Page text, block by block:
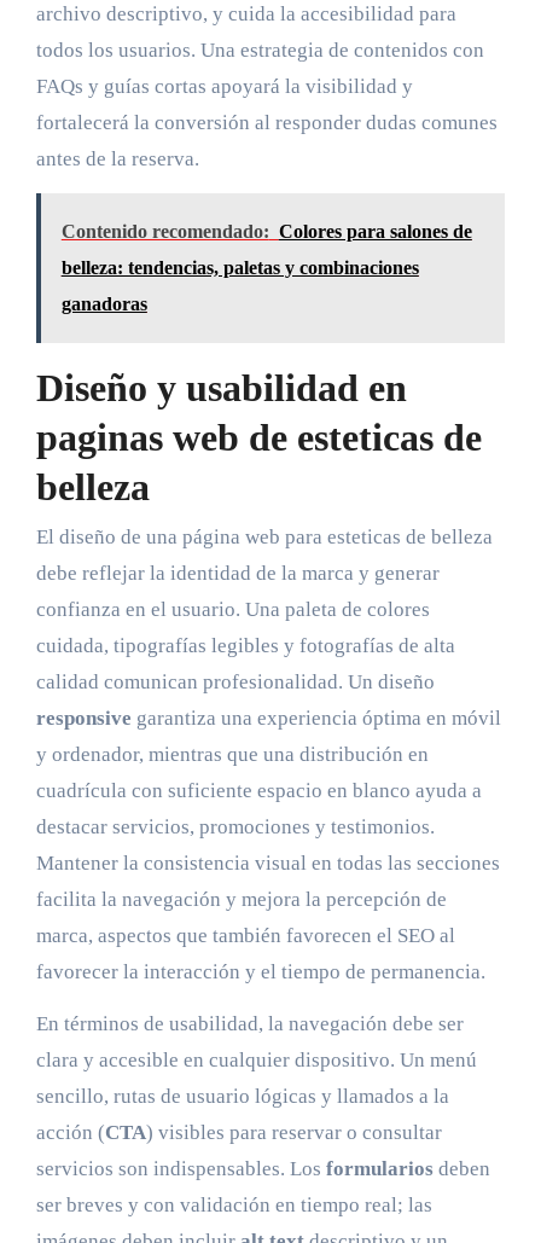
archivo descriptivo, y cuida la accesibilidad para
todos los usuarios. Una estrategia de contenidos con
FAQs y guías cortas apoyará la visibilidad y
fortalecerá la conversión al responder dudas comunes
antes de la reserva.
Contenido recomendado: Colores para salones de
belleza: tendencias, paletas y combinaciones
ganadoras
Diseño y usabilidad en
paginas web de esteticas de
belleza
El diseño de una página web para esteticas de belleza
debe reflejar la identidad de la marca y generar
confianza en el usuario. Una paleta de colores
cuidada, tipografías legibles y fotografías de alta
calidad comunican profesionalidad. Un diseño
responsive garantiza una experiencia óptima en móvil
y ordenador, mientras que una distribución en
cuadrícula con suficiente espacio en blanco ayuda a
destacar servicios, promociones y testimonios.
Mantener la consistencia visual en todas las secciones
facilita la navegación y mejora la percepción de
marca, aspectos que también favorecen el SEO al
favorecer la interacción y el tiempo de permanencia.
En términos de usabilidad, la navegación debe ser
clara y accesible en cualquier dispositivo. Un menú
sencillo, rutas de usuario lógicas y llamados a la
acción (CTA) visibles para reservar o consultar
servicios son indispensables. Los formularios deben
ser breves y con validación en tiempo real; las